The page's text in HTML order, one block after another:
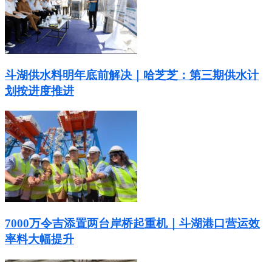
斗湖供水料明年底前解决｜哈芝芝：第三期供水计
划按进度推进
7000万令吉添置两台岸桥起重机｜斗湖港口营运效
率料大幅提升